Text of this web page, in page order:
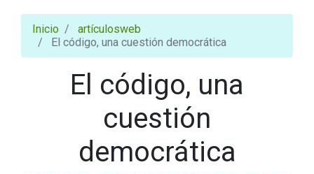
Inicio
artículosweb
El código, una cuestión democrática
El código, una
cuestión
democrática